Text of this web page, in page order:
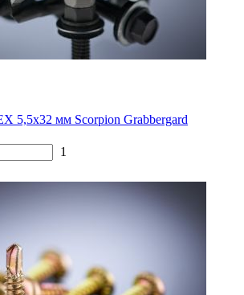
5,5x32 мм Scorpion Grabbergard
1